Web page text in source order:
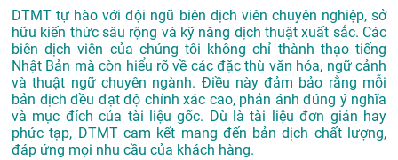
DTMT tự hào với đội ngũ biên dịch viên chuyên nghiệp, sở
hữu kiến thức sâu rộng và kỹ năng dịch thuật xuất sắc. Các
biên dịch viên của chúng tôi không chỉ thành thạo tiếng
Nhật Bản mà còn hiểu rõ về các đặc thù văn hóa, ngữ cảnh
và thuật ngữ chuyên ngành. Điều này đảm bảo rằng mỗi
bản dịch đều đạt độ chính xác cao, phản ánh đúng ý nghĩa
và mục đích của tài liệu gốc. Dù là tài liệu đơn giản hay
phức tạp, DTMT cam kết mang đến bản dịch chất lượng,
đáp ứng mọi nhu cầu của khách hàng.